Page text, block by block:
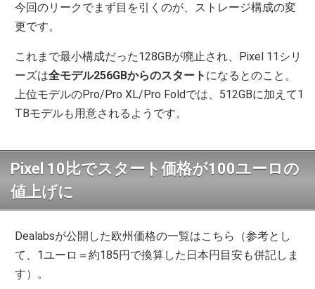
今回のリークでまず目を引くのが、ストレージ構成の変
更です。
これまで最小構成だった128GBが廃止され、Pixel 11シリ
ーズは全モデル256GBからのスタート になるとのこと。
上位モデルのPro/Pro XL/Pro Foldでは、512GBに加えて1
TBモデルも用意されるようです。
Pixel 10比でスタート価格が100ユーロの
値上げに
Dealabsが公開した欧州価格の一覧はこちら（参考とし
て、1ユーロ＝約185円で換算した日本円目安も併記しま
す）。